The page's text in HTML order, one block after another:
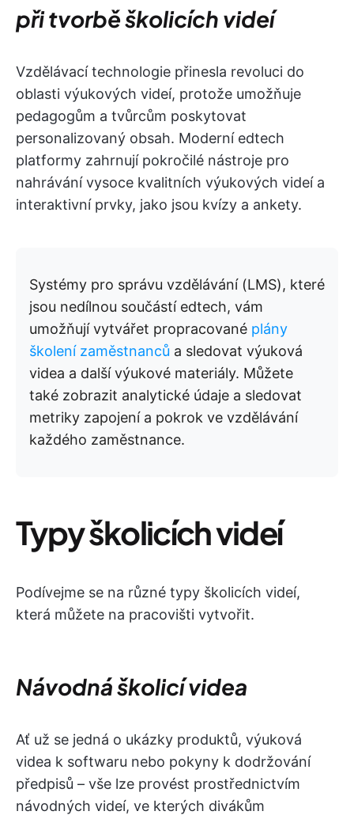
při tvorbě školicích videí
Vzdělávací technologie přinesla revoluci do
oblasti výukových videí, protože umožňuje
pedagogům a tvůrcům poskytovat
personalizovaný obsah. Moderní edtech
platformy zahrnují pokročilé nástroje pro
nahrávání vysoce kvalitních výukových videí a
interaktivní prvky, jako jsou kvízy a ankety.
Systémy pro správu vzdělávání (LMS), které
jsou nedílnou součástí edtech, vám
umožňují vytvářet propracované plány
školení zaměstnanců a sledovat výuková
videa a další výukové materiály. Můžete
také zobrazit analytické údaje a sledovat
metriky zapojení a pokrok ve vzdělávání
každého zaměstnance.
Typy školicích videí
Podívejme se na různé typy školicích videí,
která můžete na pracovišti vytvořit.
Návodná školicí videa
Ať už se jedná o ukázky produktů, výuková
videa k softwaru nebo pokyny k dodržování
předpisů – vše lze provést prostřednictvím
návodných videí, ve kterých divákům